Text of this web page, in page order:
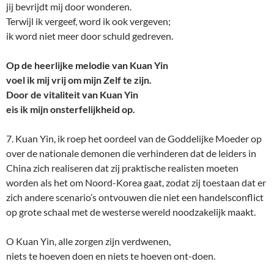
jij bevrijdt mij door wonderen.
Terwijl ik vergeef, word ik ook vergeven;
ik word niet meer door schuld gedreven.
Op de heerlijke melodie van Kuan Yin
voel ik mij vrij om mijn Zelf te zijn.
Door de vitaliteit van Kuan Yin
eis ik mijn onsterfelijkheid op.
7. Kuan Yin, ik roep het oordeel van de Goddelijke Moeder op
over de nationale demonen die verhinderen dat de leiders in
China zich realiseren dat zij praktische realisten moeten
worden als het om Noord-Korea gaat, zodat zij toestaan dat er
zich andere scenario’s ontvouwen die niet een handelsconflict
op grote schaal met de westerse wereld noodzakelijk maakt.
O Kuan Yin, alle zorgen zijn verdwenen,
niets te hoeven doen en niets te hoeven ont-doen.